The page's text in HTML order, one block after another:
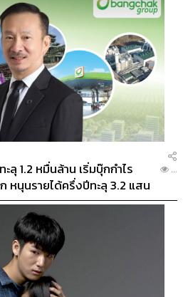
ลุ 1.2 หมื่นล้าน เริ่มบุ๊กกำไร
หนุนรายได้ครึ่งปีทะลุ 3.2 แสน
...